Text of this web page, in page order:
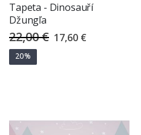
Tapeta - Dinosauří
Džungľa
22,00 € Special
Price
17,60 €
20%